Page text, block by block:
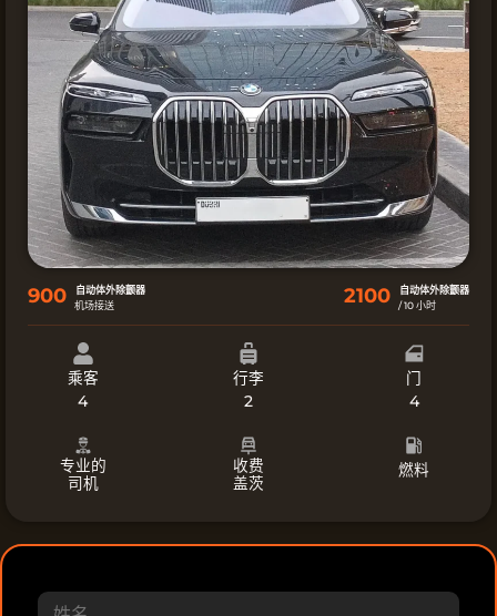
900
自动体外除颤器
机场接送
2100
自动体外除颤器
/ 10 小时
乘客
4
行李
2
门
4
专业的
司机
收费
盖茨
燃料
姓